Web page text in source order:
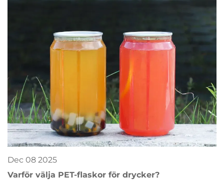
Dec 08 2025
Varför välja PET-flaskor för drycker?